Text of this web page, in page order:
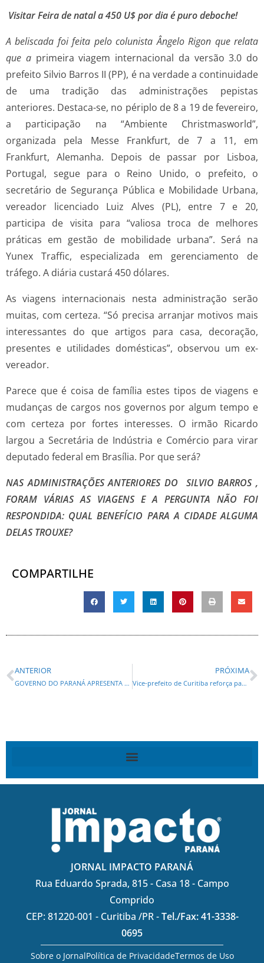
Visitar Feira de natal a 450 U$ por dia é puro deboche!
A beliscada foi feita pelo colunista Ângelo Rigon que relata
que aprimeira viagem internacional da versão 3.0 do
prefeito Silvio Barros II (PP), é na verdade a continuidade
de uma tradição das administrações pepistas
anteriores. Destaca-se, no périplo de 8 a 19 de fevereiro,
a participação na “Ambiente Christmasworld”,
organizada pela Messe Frankfurt, de 7 a 11, em
Frankfurt, Alemanha. Depois de passar por Lisboa,
Portugal, segue para o Reino Unido, o prefeito, o
secretário de Segurança Pública e Mobilidade Urbana,
vereador licenciado Luiz Alves (PL), entre 7 e 20,
participa de visita para “valiosa troca de melhores
práticas em gestão de mobilidade urbana”. Será na
Yunex Traffic, especializada em gerenciamento de
tráfego. A diária custará 450 dólares.
As viagens internacionais nesta administração serão
muitas, com certeza. “Só precisa arranjar motivos mais
interessantes do que artigos para casa, decoração,
presentes e utilidades domésticas”, observou um ex-
vereador.
Parece que é coisa de família estes tipos de viagens e
mudanças de cargos nos governos por algum tempo e
com certeza por fortes interesses. O irmão Ricardo
largou a Secretária de Indústria e Comércio para virar
deputado federal em Brasília. Por que será?
NAS ADMINISTRAÇÕES ANTERIORES DO SILVIO BARROS ,
FORAM VÁRIAS AS VIAGENS E A PERGUNTA NÃO FOI
RESPONDIDA: QUAL BENEFÍCIO PARA A CIDADE ALGUMA
DELAS TROUXE?
COMPARTILHE
ANTERIOR
GOVERNO DO PARANÁ APRESENTA BALANÇO DE 2024 E METAS DE 2025
PRÓXIMA
Vice-prefeito de Curitiba reforça parceria com empresa que trabalha na criação de “aerovias” para entregas por drones
JORNAL IMPACTO PARANÁ
Rua Eduardo Sprada, 815 - Casa 18 - Campo
Comprido
CEP: 81220-001 - Curitiba /PR -Tel./Fax: 41-3338-
0695
Sobre o JornalPolítica de PrivacidadeTermos de Uso